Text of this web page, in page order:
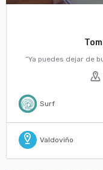
“Ya puedes dejar de
Surf
Valdoviño